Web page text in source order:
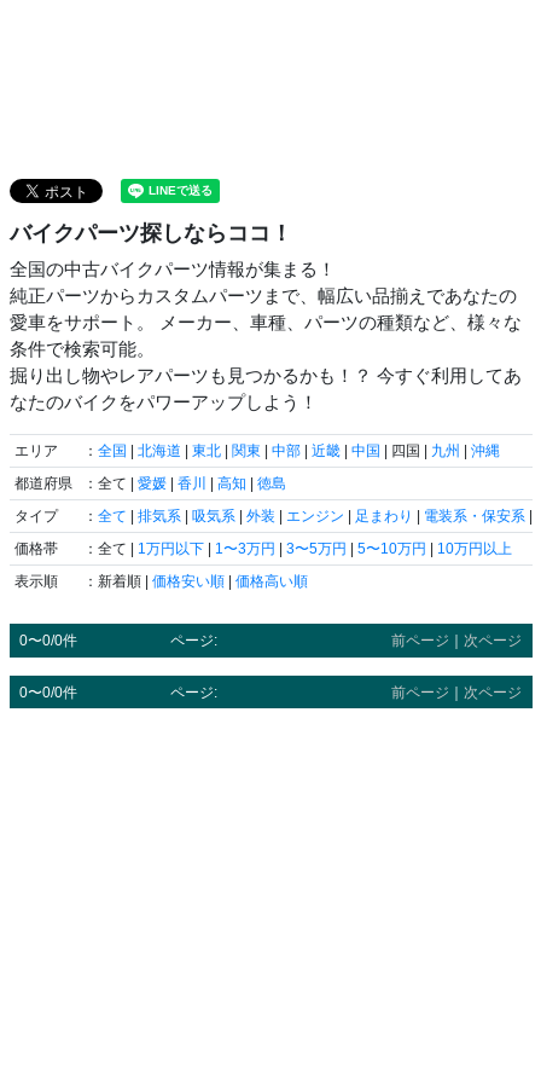
バイクパーツ探しならココ！
全国の中古バイクパーツ情報が集まる！
純正パーツからカスタムパーツまで、幅広い品揃えであなたの
愛車をサポート。 メーカー、車種、パーツの種類など、様々な
条件で検索可能。
掘り出し物やレアパーツも見つかるかも！？ 今すぐ利用してあ
なたのバイクをパワーアップしよう！
エリア ： 全国 | 北海道 | 東北 | 関東 | 中部 | 近畿 | 中国 | 四国 | 九州 | 沖縄
都道府県
：全て | 愛媛 | 香川 | 高知 | 徳島
タイプ
： 全て | 排気系 | 吸気系 | 外装 | エンジン | 足まわり | 電装系・保安系 |
価格帯
：全て | 1万円以下 | 1〜3万円 | 3〜5万円 | 5〜10万円 | 10万円以上
表示順
：新着順 | 価格安い順 | 価格高い順
0〜0/0件 ページ: 前ページ 次ページ
0〜0/0件 ページ: 前ページ ｜ 次ページ